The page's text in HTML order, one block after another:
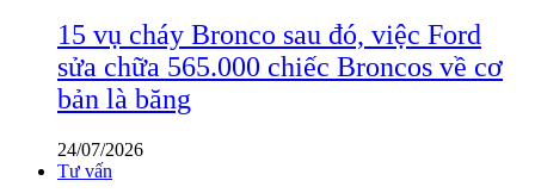
15 vụ cháy Bronco sau đó, việc Ford
sửa chữa 565.000 chiếc Broncos về cơ
bản là băng
24/07/2026
Tư vấn